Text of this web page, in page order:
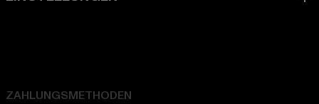
ZAHLUNGSMETHODEN